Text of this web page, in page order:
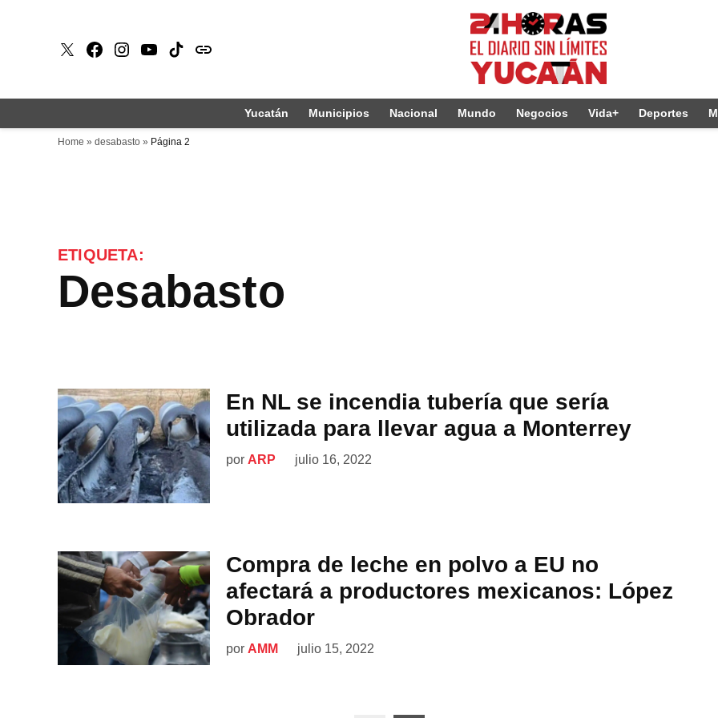
X Faceboook
Instagram
Youtube
Tiktokissuu
Yucatán Municipios Nacional Mundo Negocios Vida+ Deportes
Home » desabasto » Página 2
ETIQUETA:
desabasto
En NL se incendia tubería que sería
utilizada para llevar agua a Monterrey
por ARP julio 16, 2022
Compra de leche en polvo a EU no
afectará a productores mexicanos: López
Obrador
por AMM julio 15, 2022